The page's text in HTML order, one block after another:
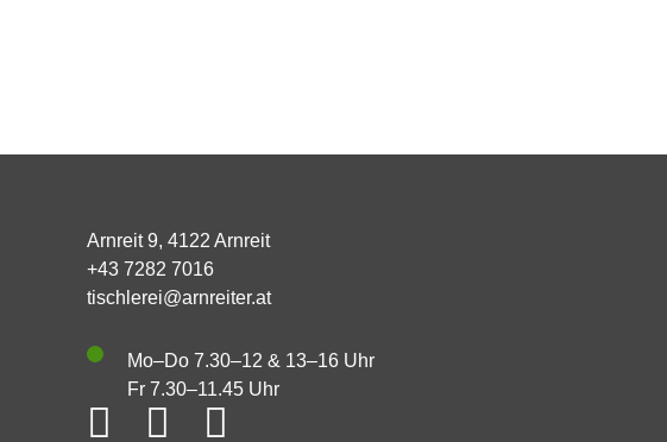
Arnreit 9, 4122 Arnreit
+43 7282 7016
tischlerei@arnreiter.at
Mo–Do 7.30–12 & 13–16 Uhr
Fr 7.30–11.45 Uhr